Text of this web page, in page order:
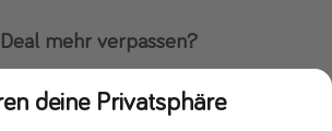
mehr verpassen?
App herunter.
deine Privatsphäre